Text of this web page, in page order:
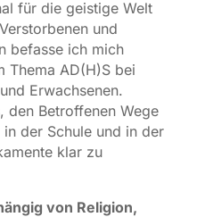
für die geistige Welt
und
befasse ich mich
Thema AD(H)S bei
Erwachsenen.
den Betroffenen Wege
der Schule und in der
klar zu
von Religion,